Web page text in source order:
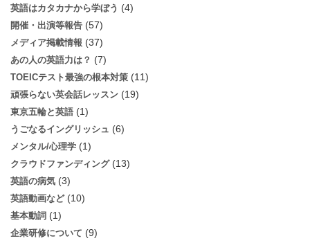
英語はカタカナから学ぼう (4)
開催・出演等報告 (57)
メディア掲載情報 (37)
あの人の英語力は？ (7)
TOEICテスト最強の根本対策 (11)
頑張らない英会話レッスン (19)
東京五輪と英語 (1)
うごなるイングリッシュ (6)
メンタル/心理学 (1)
クラウドファンディング(13)
英語の病気 (3)
英語動画など(10)
基本動詞 (1)
企業研修について (9)